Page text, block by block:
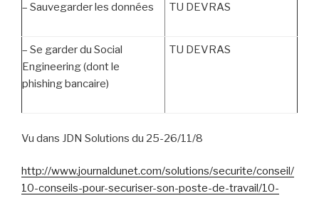
– Sauvegarder les données TU DEVRAS
– Se garder du Social
Engineering (dont le
phishing bancaire)
TU DEVRAS
Vu dans JDN Solutions du 25-26/11/8
http://www.journaldunet.com/solutions/securite/conseil/
10-conseils-pour-securiser-son-poste-de-travail/10-